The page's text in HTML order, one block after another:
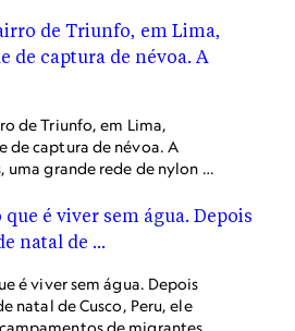
devem subir 20
Para o fotógrafo Alessandro
redes, empoleiradas no topo
as cruzes católicas.
de Triunfo, em Lima,
de captura de névoa. A
uma grande rede de nylon é
como vapor em uma
e em seguida escorrem em
é viver sem água. Depois
natal de Cusco, Peru, ele
de migrantes